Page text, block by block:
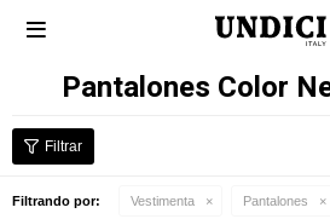

Pantalones Color
Filtrando por: Vestimenta Pantalones